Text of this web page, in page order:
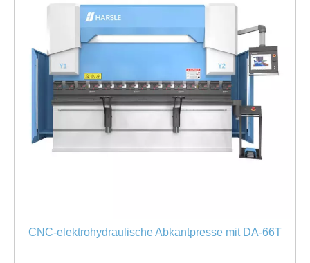
CNC-elektrohydraulische Abkantpresse mit DA-66T